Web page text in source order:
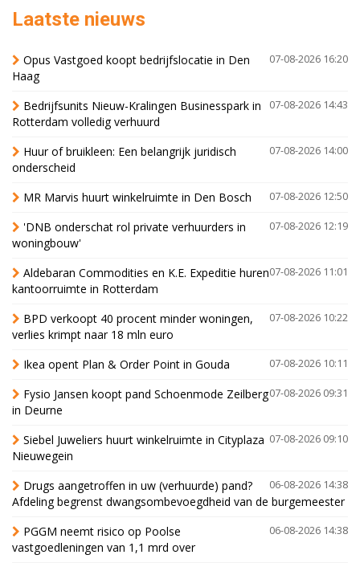
Laatste nieuws
07-08-2026 16:20
Opus Vastgoed koopt bedrijfslocatie in Den
Haag
07-08-2026 14:43
Bedrijfsunits Nieuw-Kralingen Businesspark in
Rotterdam volledig verhuurd
07-08-2026 14:00
Huur of bruikleen: Een belangrijk juridisch
onderscheid
07-08-2026 12:50
MR Marvis huurt winkelruimte in Den Bosch
07-08-2026 12:19
'DNB onderschat rol private verhuurders in
woningbouw'
07-08-2026 11:01
Aldebaran Commodities en K.E. Expeditie huren
kantoorruimte in Rotterdam
07-08-2026 10:22
BPD verkoopt 40 procent minder woningen,
verlies krimpt naar 18 mln euro
07-08-2026 10:11
Ikea opent Plan & Order Point in Gouda
07-08-2026 09:31
Fysio Jansen koopt pand Schoenmode Zeilberg
in Deurne
07-08-2026 09:10
Siebel Juweliers huurt winkelruimte in Cityplaza
Nieuwegein
06-08-2026 14:38
Drugs aangetroffen in uw (verhuurde) pand?
Afdeling begrenst dwangsombevoegdheid van de burgemeester
06-08-2026 14:38
PGGM neemt risico op Poolse
vastgoedleningen van 1,1 mrd over